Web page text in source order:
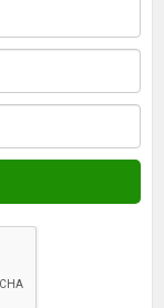
có thể dễ
cách thoải mái,
dùng sẽ dễ
trọng của bản
Thêm vào đó,
điều chỉnh tầm
thoải mái mà